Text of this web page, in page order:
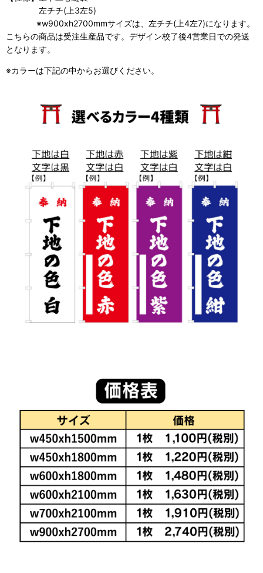
左チチ(上3左5)
※w900xh2700mmサイズは、左チチ(上4左7)になります。
こちらの商品は受注生産品です。デザイン校了後4営業日での発送
となります。
※カラーは下記の中からお選びください。